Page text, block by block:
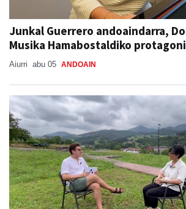
Junkal Guerrero andoaindarra,
Musika Hamabostaldiko
Aiurri abu 05 ANDOAIN